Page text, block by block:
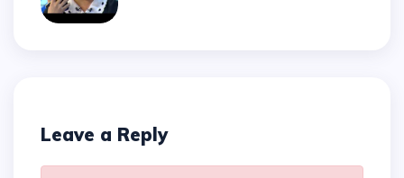
Leave a Reply